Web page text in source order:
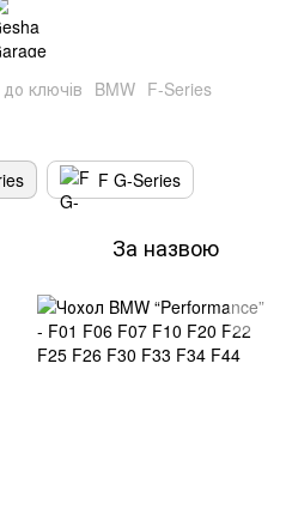
ключів BMW F-Series
F G-Series
За назвою